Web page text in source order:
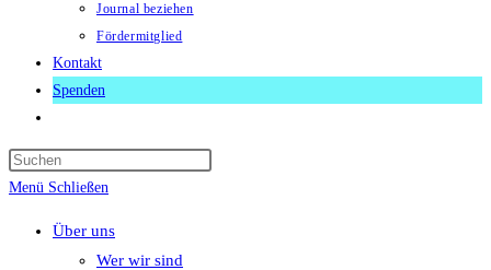
Journal beziehen
Fördermitglied
Kontakt
Spenden
umschalten
Menü Schließen
Über uns
Wer wir sind